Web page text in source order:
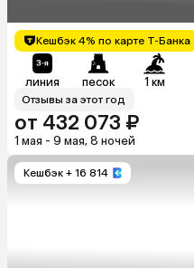
Кешбэк 4% по карте Т-Банка
линия песок 1 км
Отзывы за этот год
от 432 073 ₽
1 мая - 9 мая, 8 ночей
Кешбэк + 16 814